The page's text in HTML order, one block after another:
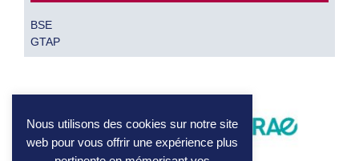
BSE
GTAP
Nous utilisons des cookies sur notre site
web pour vous offrir une expérience plus